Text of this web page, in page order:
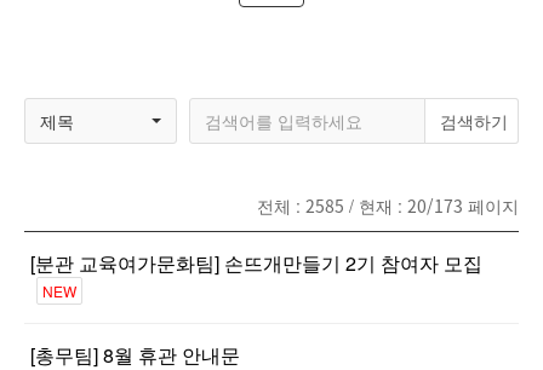
제목
전체 : 2585 / 현재 : 20/173 페이지
[분관 교육여가문화팀] 손뜨개만들기 2기 참여자 모집
NEW
[총무팀] 8월 휴관 안내문